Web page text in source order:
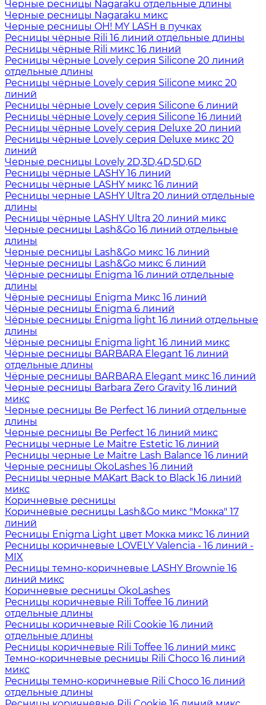
Черные ресницы Nagaraku отдельные длины
Черные ресницы Nagaraku микс
Черные ресницы OH! MY LASH в пучках
Ресницы чёрные Rili 16 линий отдельные длины
Ресницы чёрные Rili микс 16 линий
Ресницы чёрные Lovely серия Silicone 20 линий
отдельные длины
Ресницы чёрные Lovely серия Silicone микс 20
линий
Ресницы чёрные Lovely серия Silicone 6 линий
Ресницы чёрные Lovely серия Silicone 16 линий
Ресницы чёрные Lovely серия Deluxe 20 линий
Ресницы чёрные Lovely серия Deluxe микс 20
линий
Черные ресницы Lovely 2D,3D,4D,5D,6D
Ресницы чёрные LASHY 16 линий
Ресницы чёрные LASHY микс 16 линий
Ресницы черные LASHY Ultra 20 линий отдельные
длины
Ресницы чёрные LASHY Ultra 20 линий микс
Черные ресницы Lash&Go 16 линий отдельные
длины
Черные ресницы Lash&Go микс 16 линий
Черные ресницы Lash&Go микс 6 линий
Чёрные ресницы Enigma 16 линий отдельные
длины
Чёрные ресницы Enigma Микс 16 линий
Чёрные ресницы Enigma 6 линий
Чёрные ресницы Enigma light 16 линий отдельные
длины
Чёрные ресницы Enigma light 16 линий микс
Чёрные ресницы BARBARA Elegant 16 линий
отдельные длины
Чёрные ресницы BARBARA Elegant микс 16 линий
Черные ресницы Barbara Zero Gravity 16 линий
микс
Черные ресницы Be Perfect 16 линий отдельные
длины
Черные ресницы Be Perfect 16 линий микс
Ресницы черные Le Maitre Estetic 16 линий
Ресницы черные Le Maitre Lash Balance 16 линий
Черные ресницы OkoLashes 16 линий
Ресницы черные MAKart Back to Black 16 линий
микс
Коричневые ресницы
Коричневые ресницы Lash&Go микс "Мокка" 17
линий
Ресницы Enigma Light цвет Мокка микс 16 линий
Ресницы коричневые LOVELY Valencia - 16 линий -
MIX
Ресницы темно-коричневые LASHY Brownie 16
линий микс
Коричневые ресницы OkoLashes
Ресницы коричневые Rili Toffee 16 линий
отдельные длины
Ресницы коричневые Rili Cookie 16 линий
отдельные длины
Ресницы коричневые Rili Toffee 16 линий микс
Темно-коричневые ресницы Rili Choco 16 линий
микс
Ресницы темно-коричневые Rili Choco 16 линий
отдельные длины